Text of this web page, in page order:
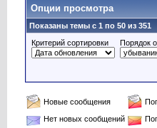
Опции просмотра
Показаны темы с 1 по 50 из 351
Критерий сортировки
Порядок
Новые сообщения
Нет новых сообщений